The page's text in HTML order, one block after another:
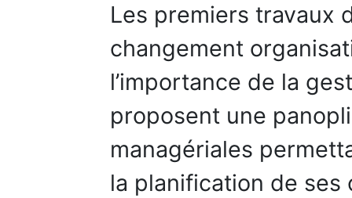
Les premiers travaux
changement
l’importance de la
proposent une
managériales
la planification de ses